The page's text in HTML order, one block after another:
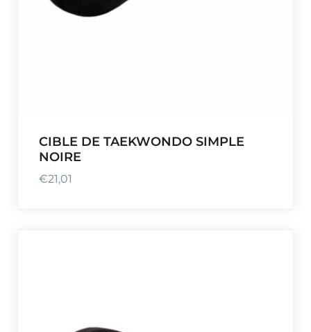
CIBLE DE TAEKWONDO SIMPLE
NOIRE
€21,01